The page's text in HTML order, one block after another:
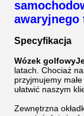
awaryjnego
Specyfikacja
Wózek golfowy
latach. Chociaż
przyjmujemy
ułatwić naszym
Zewnętrzna